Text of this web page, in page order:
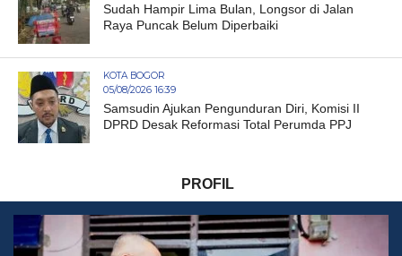
Sudah Hampir Lima Bulan, Longsor di Jalan
Raya Puncak Belum Diperbaiki
KOTA BOGOR
05/08/2026 16:39
Samsudin Ajukan Pengunduran Diri, Komisi II
DPRD Desak Reformasi Total Perumda PPJ
PROFIL